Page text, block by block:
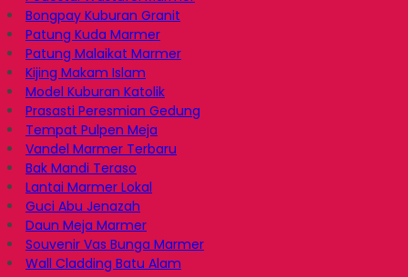
Bongpay Kuburan Granit
Patung Kuda Marmer
Patung Malaikat Marmer
Kijing Makam Islam
Model Kuburan Katolik
Prasasti Peresmian Gedung
Tempat Pulpen Meja
Vandel Marmer Terbaru
Bak Mandi Teraso
Lantai Marmer Lokal
Guci Abu Jenazah
Daun Meja Marmer
Souvenir Vas Bunga Marmer
Wall Cladding Batu Alam